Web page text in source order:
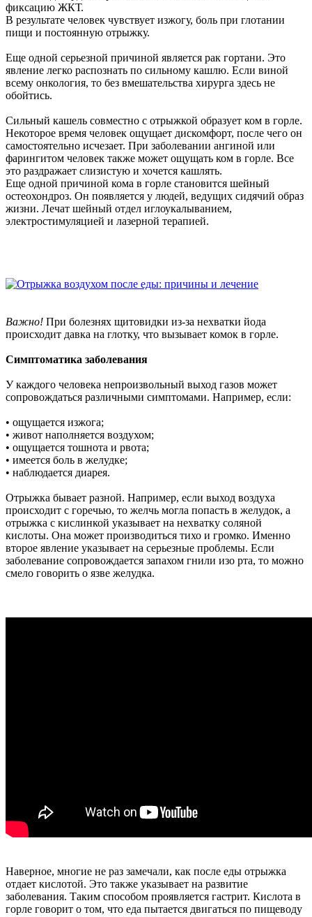
фиксацию ЖКТ.
В результате человек чувствует изжогу, боль при глотании
пищи и постоянную отрыжку.
Еще одной серьезной причиной является рак гортани. Это
явление легко распознать по сильному кашлю. Если виной
всему онкология, то без вмешательства хирурга здесь не
обойтись.
Сильный кашель совместно с отрыжкой образует ком в горле.
Некоторое время человек ощущает дискомфорт, после чего он
самостоятельно исчезает. При заболевании ангиной или
фарингитом человек также может ощущать ком в горле. Все
это раздражает слизистую и хочется кашлять.
Еще одной причиной кома в горле становится шейный
остеохондроз. Он появляется у людей, ведущих сидячий образ
жизни. Лечат шейный отдел иглоукалыванием,
электростимуляцией и лазерной терапией.
Важно! При болезнях щитовидки из-за нехватки йода
происходит давка на глотку, что вызывает комок в горле.
Симптоматика заболевания
У каждого человека непроизвольный выход газов может
сопровождаться различными симптомами. Например, если:
• ощущается изжога;
• живот наполняется воздухом;
• ощущается тошнота и рвота;
• имеется боль в желудке;
• наблюдается диарея.
Отрыжка бывает разной. Например, если выход воздуха
происходит с горечью, то желчь могла попасть в желудок, а
отрыжка с кислинкой указывает на нехватку соляной
кислоты. Она может производиться тихо и громко. Именно
второе явление указывает на серьезные проблемы. Если
заболевание сопровождается запахом гнили изо рта, то можно
смело говорить о язве желудка.
Наверное, многие не раз замечали, как после еды отрыжка
отдает кислотой. Это также указывает на развитие
заболевания. Таким способом проявляется гастрит. Кислота в
горле говорит о том, что еда пытается двигаться по пищеводу